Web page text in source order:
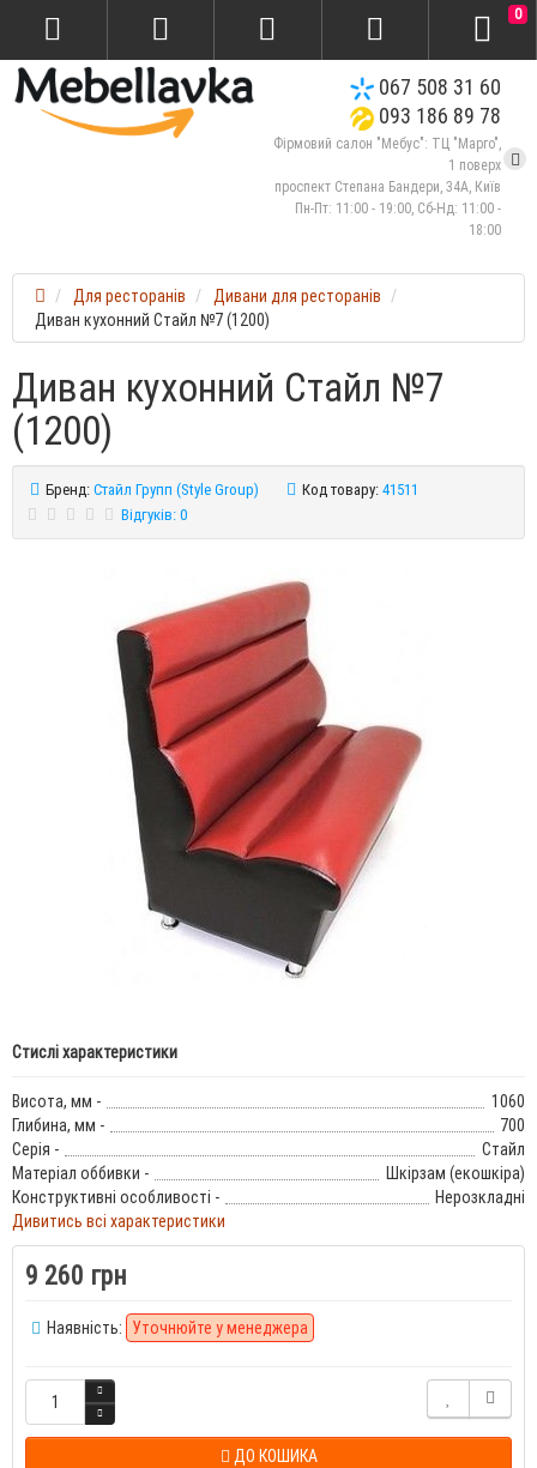
067 508 31 60
093 186 89 78
Фірмовий салон "Мебус": ТЦ "Марго",
1 поверх
проспект Степана Бандери, 34А, Київ
Пн-Пт: 11:00 - 19:00, Сб-Нд: 11:00 -
18:00
0
Для ресторанів
Дивани для ресторанів
Диван кухонний Стайл №7 (1200)
Диван кухонний Стайл №7
(1200)
Бренд:Стайл Групп (Style Group) Код товару:41511
Відгуків: 0
Стислі характеристики
Висота, мм -
1060
Глибина, мм -
700
Серія -
Стайл
Матеріал оббивки -
Шкірзам (екошкіра)
Конструктивні особливості -
Нерозкладні
Дивитись всі характеристики
9 260 грн
Наявність: Уточнюйте у менеджера
ДО КОШИКА